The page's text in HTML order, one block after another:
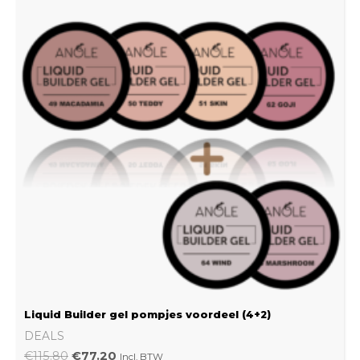
Liquid Builder gel pompjes voordeel (4+2)
DEALS
€115.80 €77.20 Incl. BTW